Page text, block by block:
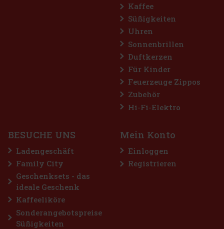
sind zuckerfreie Kaugummis für alle, die sich
intensive Menthol-Erfrischung wünschen. Die
aus kühlenden Menthol-Noten sorgt für ein
Kaffee
Süßigkeiten
Uhren
Sonnenbrillen
Duftkerzen
Für Kinder
Feuerzeuge Zippos
Zubehör
Hi-Fi-Elektro
BESUCHE UNS
Ladengeschäft
Family City
Geschenksets - das
ideale Geschenk
Kaffeeliköre
Sonderangebotspreise
Süßigkeiten
Mein Konto
Einloggen
Registrieren